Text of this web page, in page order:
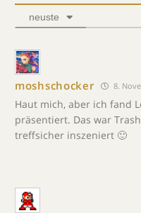
neuste
moshschocker 8.
Haut mich, aber ich fand
präsentiert. Das war
treffsicher inszeniert 🙂